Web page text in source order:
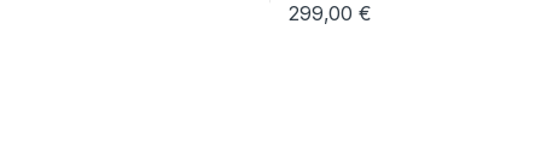
299,00€